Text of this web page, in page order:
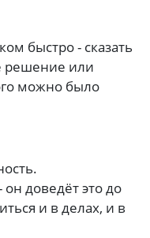
быстро - сказать
решение или
можно было
он доведёт это до
и в делах, и в